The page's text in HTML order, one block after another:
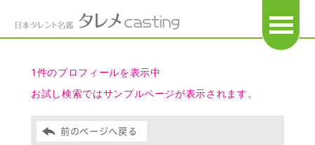
1件のプロフィールを表示中
お試し検索ではサンプルページが表示されます。
前のページへ戻る